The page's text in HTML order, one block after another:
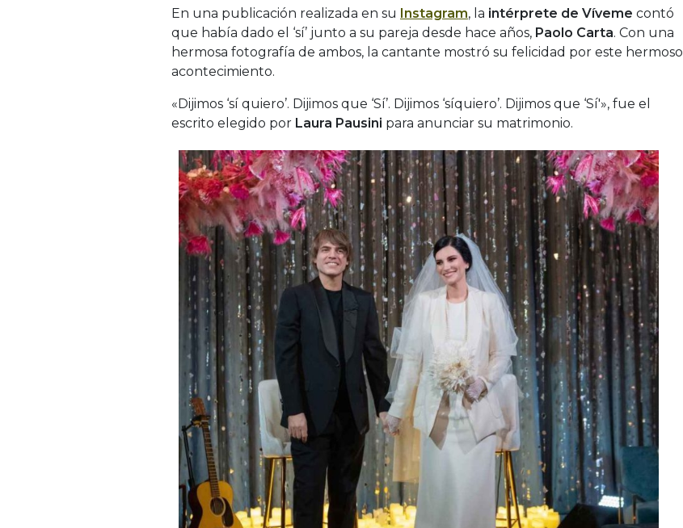
En una publicación realizada en su Instagram, la intérprete de Víveme contó
que había dado el ‘sí’ junto a su pareja desde hace años, Paolo Carta. Con una
hermosa fotografía de ambos, la cantante mostró su felicidad por este hermoso
acontecimiento.
«Dijimos ‘sí quiero’. Dijimos que ‘Sí’. Dijimos ‘síquiero’. Dijimos que ‘Sí'», fue el
escrito elegido por Laura Pausini para anunciar su matrimonio.